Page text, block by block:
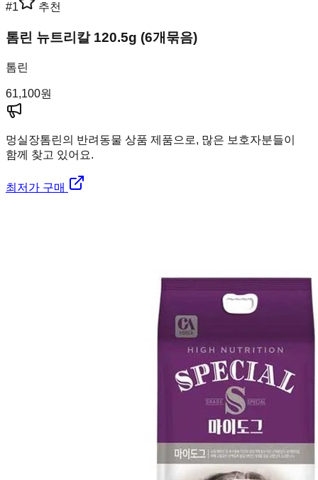
#1 추천
톰린 뉴트리칼 120.5g (6개묶음)
톰린
61,100원
멍실장톰린의 반려동물 상품 제품으로, 많은 보호자분들이
함께 찾고 있어요.
최저가 구매